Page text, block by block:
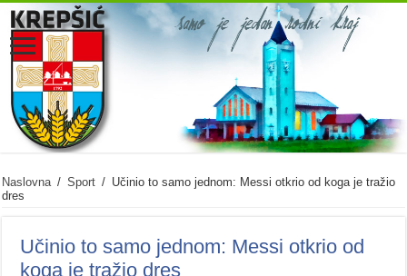
Naslovna / Sport / Učinio to samo jednom: Messi otkrio od koga je tražio
dres
Učinio to samo jednom: Messi otkrio od
koga je tražio dres